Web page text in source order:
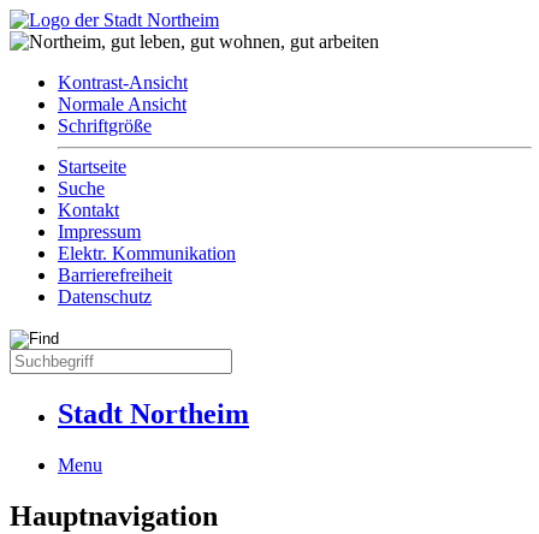
Kontrast-Ansicht
Normale Ansicht
Schriftgröße
Startseite
Suche
Kontakt
Impressum
Elektr. Kommunikation
Barrierefreiheit
Datenschutz
Stadt Northeim
Menu
Hauptnavigation